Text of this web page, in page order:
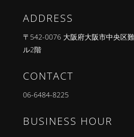
ADDRESS
〒542-0076 大阪府大阪市中央区
ル2階
CONTACT
06-6484-8225
BUSINESS HOUR